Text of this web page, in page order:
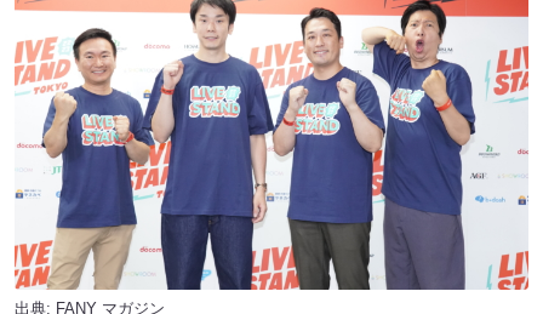
出典: FANY マガジン